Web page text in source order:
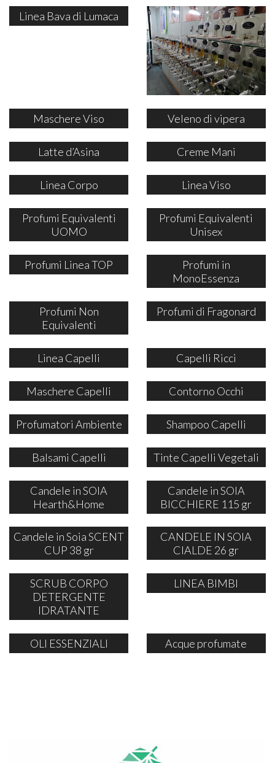
Linea Bava di Lumaca
Maschere Viso Veleno di vipera
Latte d’Asina Creme Mani
Linea Corpo Linea Viso
Profumi Equivalenti
UOMO
Profumi Equivalenti
Unisex
Profumi Linea TOP
Profumi in
MonoEssenza
Profumi Non
Equivalenti
Profumi di Fragonard
Linea Capelli Capelli Ricci
Maschere Capelli Contorno Occhi
Profumatori Ambiente Shampoo Capelli
Balsami Capelli Tinte Capelli Vegetali
Candele in SOIA
Hearth&Home
Candele in SOIA
BICCHIERE 115 gr
Candele in Soia SCENT
CUP 38 gr
CANDELE IN SOIA
CIALDE 26 gr
SCRUB CORPO
DETERGENTE
IDRATANTE
LINEA BIMBI
OLI ESSENZIALI Acque profumate